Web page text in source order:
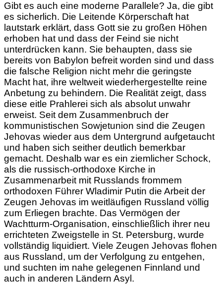
Gibt es auch eine moderne Parallele? Ja, die gibt
es sicherlich. Die Leitende Körperschaft hat
lautstark erklärt, dass Gott sie zu großen Höhen
erhoben hat und dass der Feind sie nicht
unterdrücken kann. Sie behaupten, dass sie
bereits von Babylon befreit worden sind und dass
die falsche Religion nicht mehr die geringste
Macht hat, ihre weltweit wiederhergestellte reine
Anbetung zu behindern. Die Realität zeigt, dass
diese eitle Prahlerei sich als absolut unwahr
erweist. Seit dem Zusammenbruch der
kommunistischen Sowjetunion sind die Zeugen
Jehovas wieder aus dem Untergrund aufgetaucht
und haben sich seither deutlich bemerkbar
gemacht. Deshalb war es ein ziemlicher Schock,
als die russisch-orthodoxe Kirche in
Zusammenarbeit mit Russlands frommem
orthodoxen Führer Wladimir Putin die Arbeit der
Zeugen Jehovas im weitläufigen Russland völlig
zum Erliegen brachte. Das Vermögen der
Wachtturm-Organisation, einschließlich ihrer neu
errichteten Zweigstelle in St. Petersburg, wurde
vollständig liquidiert. Viele Zeugen Jehovas flohen
aus Russland, um der Verfolgung zu entgehen,
und suchten im nahe gelegenen Finnland und
auch in anderen Ländern Asyl.